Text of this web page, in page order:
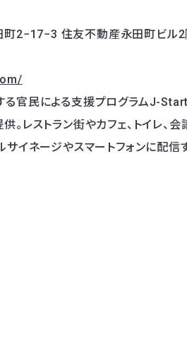
町2−17−3 住友不動産永田町ビル2
官民による支援プログラムJ-
。レストラン街やカフェ、トイレ、
サイネージやスマートフォンに配信